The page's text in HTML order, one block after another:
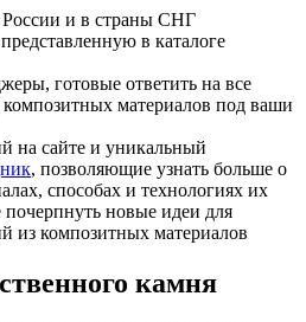
России и в страны СНГ
в каталоге
готовые ответить на все
материалов под ваши
на сайте и уникальный
, позволяющие узнать больше о
способах и технологиях их
новые идеи для
из композитных материалов
камня